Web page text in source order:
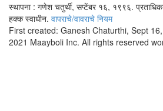
स्थापना : गणेश चतुर्थी, सप्टेंबर १६, १९९६.
हक्क स्वाधीन. वापराचे/वावराचे नियम
First created: Ganesh Chaturthi, Sept
2021 Maayboli Inc. All rights reserved